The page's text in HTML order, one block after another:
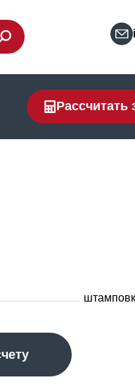
Рассчитать